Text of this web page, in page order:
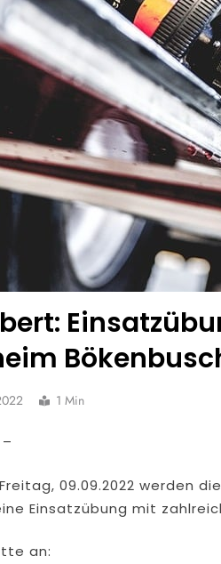
1 Min
09.09.2022 werden
Einsatzübung mit
an: